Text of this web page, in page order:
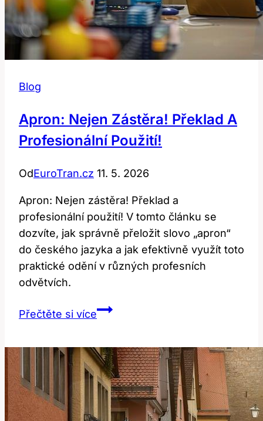
Blog
Apron: Nejen Zástěra! Překlad A
Profesionální Použití!
OdEuroTran.cz 11. 5. 2026
Apron: Nejen zástěra! Překlad a
profesionální použití! V tomto článku se
dozvíte, jak správně přeložit slovo „apron“
do českého jazyka a jak efektivně využít toto
praktické odění v různých profesních
odvětvích.
Přečtěte si víceApron:
Překlad
a
Profesionální
Použití!